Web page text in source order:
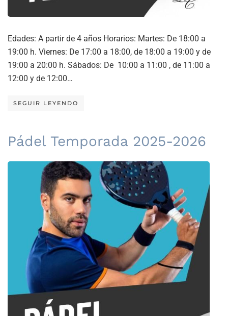
Edades: A partir de 4 años Horarios: Martes: De 18:00 a
19:00 h. Viernes: De 17:00 a 18:00, de 18:00 a 19:00 y de
19:00 a 20:00 h. Sábados: De 10:00 a 11:00 , de 11:00 a
12:00 y de 12:00…
SEGUIR LEYENDO
Pádel Temporada 2025-2026